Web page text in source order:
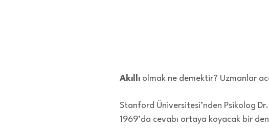
Akıllı olmak ne demektir? Uzmanlar
Stanford Üniversitesi’nden Psikolog
1969’da cevabı ortaya koyacak bir